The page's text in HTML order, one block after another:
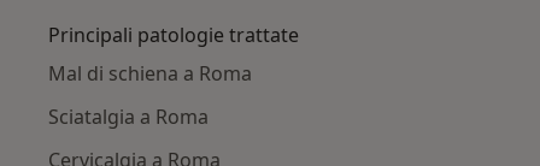
Principali patologie trattate
Mal di schiena a Roma
Sciatalgia a Roma
Cervicalgia a Roma